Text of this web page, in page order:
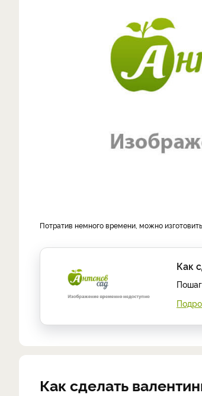
Потратив немного времени, можно
Как
Как сделать